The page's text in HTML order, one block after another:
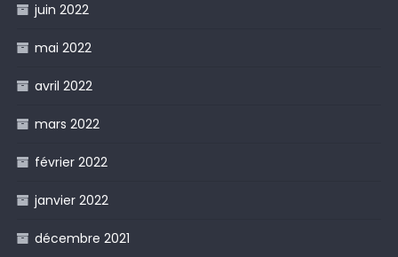
juin 2022
mai 2022
avril 2022
mars 2022
février 2022
janvier 2022
décembre 2021